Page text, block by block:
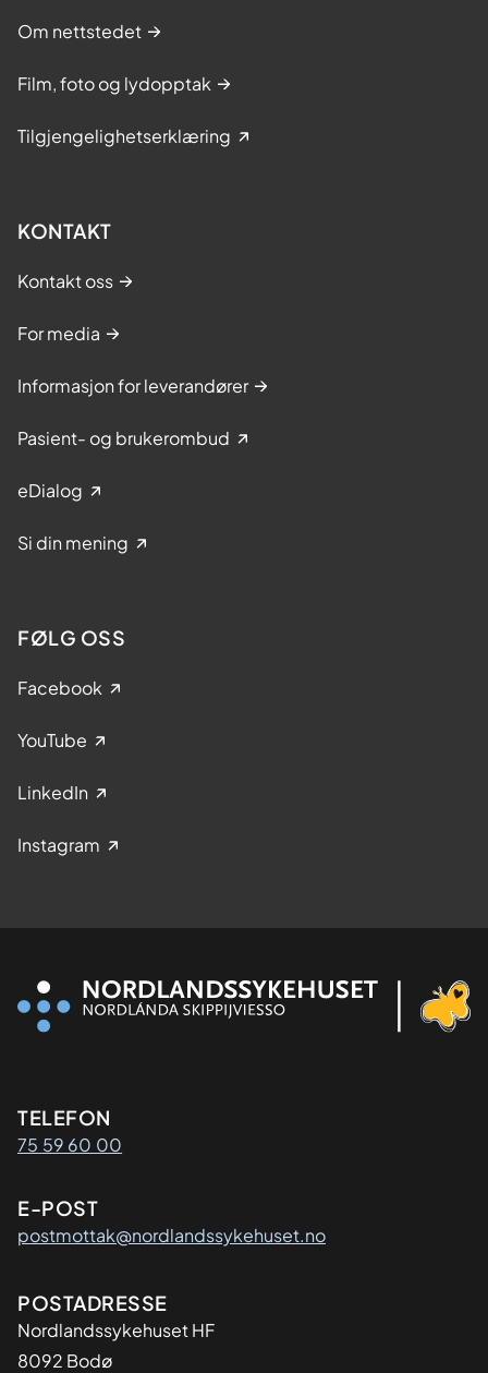
Om nettstedet
Film, foto og lydopptak
Tilgjengelighetserklæring
KONTAKT
Kontakt oss
For media
Informasjon for leverandører
Pasient- og brukerombud
eDialog
Si din mening
FØLG OSS
Facebook
YouTube
LinkedIn
Instagram
Kontaktinformasjon
TELEFON
75 59 60 00
E-POST
postmottak@nordlandssykehuset.no
Adresse
POSTADRESSE
Nordlandssykehuset HF
8092 Bodø